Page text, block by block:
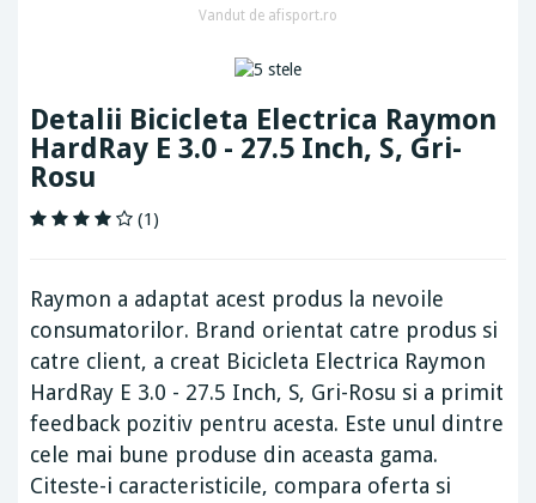
Vandut de afisport.ro
Detalii Bicicleta Electrica Raymon
HardRay E 3.0 - 27.5 Inch, S, Gri-
Rosu
(1)
Raymon a adaptat acest produs la nevoile
consumatorilor. Brand orientat catre produs si
catre client, a creat Bicicleta Electrica Raymon
HardRay E 3.0 - 27.5 Inch, S, Gri-Rosu si a primit
feedback pozitiv pentru acesta. Este unul dintre
cele mai bune produse din aceasta gama.
Citeste-i caracteristicile, compara oferta si